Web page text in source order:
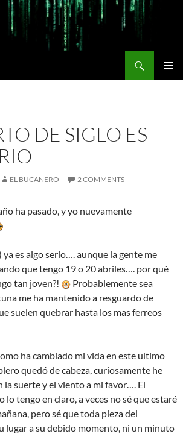
DE SIGLO ES
EL BUCANERO 2 COMMENTS
ha pasado, y yo nuevamente
es algo serio…. aunque la gente me
que tengo 19 o 20 abriles…. por qué
tan joven?!
Probablemente sea
me ha mantenido a resguardo de
suelen quebrar hasta los mas ferreos
ha cambiado mi vida en este ultimo
quedó de cabeza, curiosamente he
la suerte y el viento a mi favor…. El
tengo en claro, a veces no sé que estaré
pero sé que toda pieza del
lugar a su debido momento, ni un minuto